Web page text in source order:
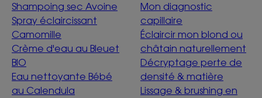
Shampoing sec Avoine
Spray éclaircissant
Camomille
Crème d'eau au Bleuet
BIO
Eau nettoyante Bébé
au Calendula
Mon diagnostic
capillaire
Éclaircir mon blond ou
châtain naturellement
Décryptage perte de
densité & matière
Lissage & brushing en